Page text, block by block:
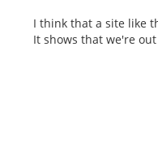
I think that a site like
It shows that we're